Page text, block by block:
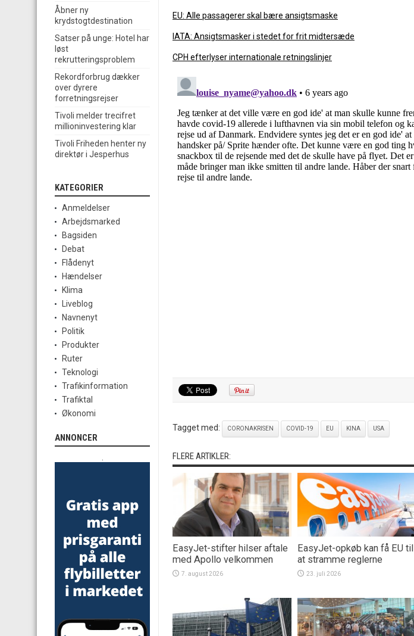
EU: Alle passagerer skal bære ansigtsmaske
IATA: Ansigtsmasker i stedet for frit midtersæde
CPH efterlyser internationale retningslinjer
Tagget med: CORONAKRISEN COVID-19 EU KINA USA
FLERE ARTIKLER:
EasyJet-stifter hilser aftale
med Apollo velkommen
7. august 2026
EasyJet-opkøb kan få EU til
at stramme reglerne
23. juli 2026
Åbner ny
krydstogtdestination
Satser på unge: Hotel har
løst
rekrutteringsproblem
Rekordforbrug dækker
over dyrere
forretningsrejser
Tivoli melder trecifret
millioninvestering klar
Tivoli Friheden henter ny
direktør i Jesperhus
KATEGORIER
Anmeldelser
Arbejdsmarked
Bagsiden
Debat
Flådenyt
Hændelser
Klima
Liveblog
Navnenyt
Politik
Produkter
Ruter
Teknologi
Trafikinformation
Trafiktal
Økonomi
ANNONCER